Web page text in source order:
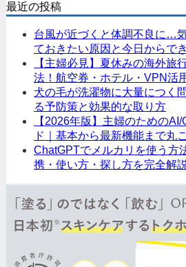
最近の投稿
台風が近づくと体調不良に…
ておきたい原因と今日からで
【主婦必見】夏休みの海外旅
法！航空券・ホテル・VPN活
犬の毛が洗濯物に大量につく
る予防策と効果的な取り方
【2026年版】主婦のための
ド｜基本から最新機能まで丸
ChatGPTでメルカリを使う方
携・使い方・探し方を完全解説